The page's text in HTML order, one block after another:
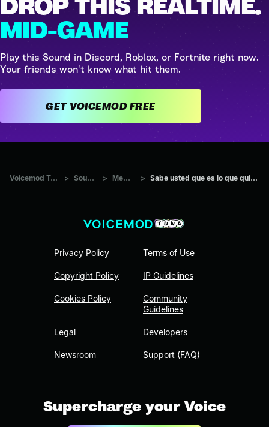
MID-GAME
Play this Sound in Discord, Roblox, or Fortnite right now.
Your friends won't know what hit them.
GET VOICEMOD FREE
Voicemod Tuna > Sounds > Memes > Sabe usted que es lo que quiero?
Privacy Policy
Copyright Policy
Cookies Policy
Legal
Newsroom
Terms of Use
IP Guidelines
Community
Guidelines
Developers
Support (FAQ)
Supercharge your Voice